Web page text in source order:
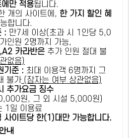
만 적용됩니다.
개의 사이트에, 한 가지 할인 혜
합니다.
: 만7세 이상(초과 시 1인당 5,0
인원 2명까지 가능,
반은 추가 인원 절대 불
없음)
기준 : ​최대 이용객 6명까지 그
불가 (잠자는 여부 상관없음)
추가요금 징수
원, 그 외 시설 5,000원)
1일 이용료
사이트당 한(1)대만 가능합니다.
내